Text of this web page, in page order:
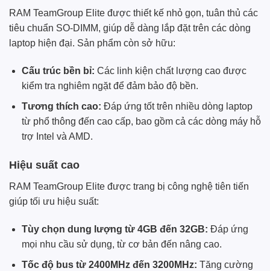
RAM TeamGroup Elite được thiết kế nhỏ gọn, tuân thủ các
tiêu chuẩn SO-DIMM, giúp dễ dàng lắp đặt trên các dòng
laptop hiện đại. Sản phẩm còn sở hữu:
Cấu trúc bền bỉ: Các linh kiện chất lượng cao được
kiểm tra nghiêm ngặt để đảm bảo độ bền.
Tương thích cao: Đáp ứng tốt trên nhiều dòng laptop
từ phổ thông đến cao cấp, bao gồm cả các dòng máy hỗ
trợ Intel và AMD.
Hiệu suất cao
RAM TeamGroup Elite được trang bị công nghệ tiên tiến
giúp tối ưu hiệu suất:
Tùy chọn dung lượng từ 4GB đến 32GB: Đáp ứng
mọi nhu cầu sử dụng, từ cơ bản đến nâng cao.
Tốc độ bus từ 2400MHz đến 3200MHz: Tăng cường